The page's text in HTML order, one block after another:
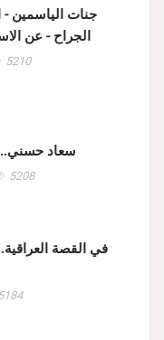
جنات الياسمين -
الجراح - عن
5210
سعاد حسني..
5208
في القصة